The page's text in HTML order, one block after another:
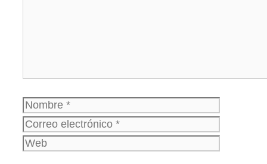
Nombre
Correo
electrónico
Web